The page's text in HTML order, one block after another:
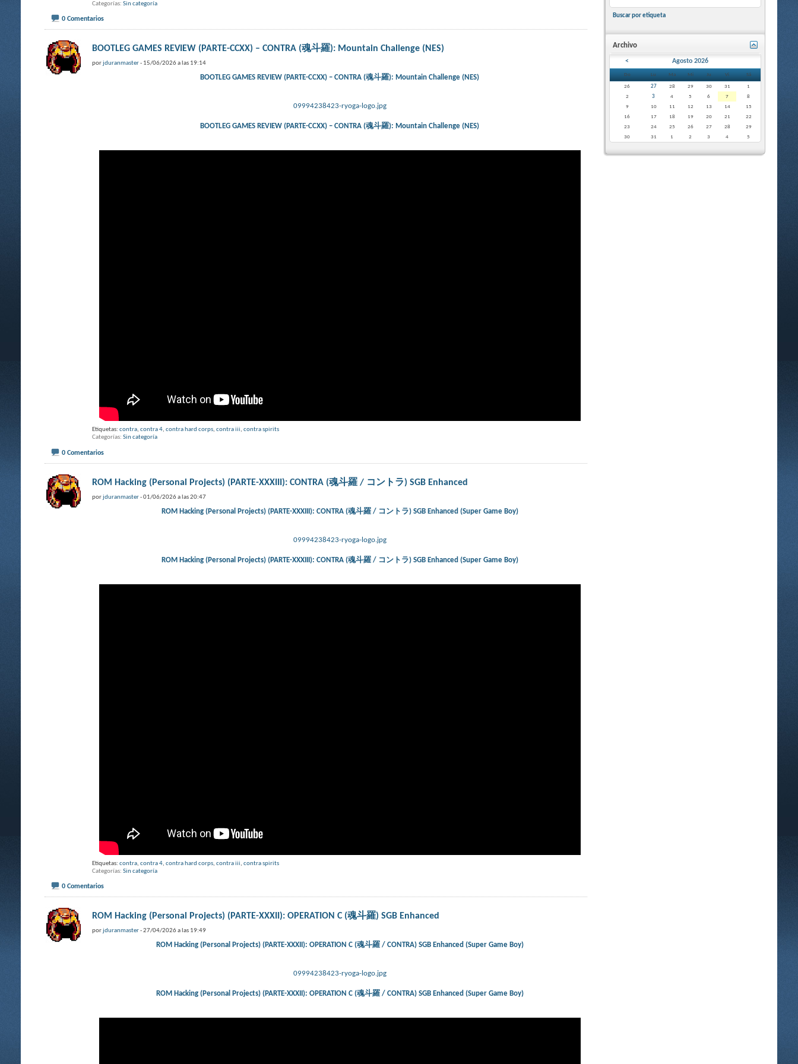
Categorías Sin categoría
0 Comentarios
BOOTLEG GAMES REVIEW (PARTE-CCXX) – CONTRA (魂斗羅): Mountain Challenge (NES)
porjduranmaster- 15/06/2026 a las 19:14
BOOTLEG GAMES REVIEW (PARTE-CCXX) – CONTRA (魂斗羅): Mountain Challenge (NES)
09994238423-ryoga-logo.jpg
BOOTLEG GAMES REVIEW (PARTE-CCXX) – CONTRA (魂斗羅): Mountain Challenge (NES)
Etiquetas: contra, contra 4, contra hard corps, contra iii, contra spirits
Categorías Sin categoría
0 Comentarios
ROM Hacking (Personal Projects) (PARTE-XXXIII): CONTRA (魂斗羅 / コントラ) SGB Enhanced
porjduranmaster- 01/06/2026 a las 20:47
ROM Hacking (Personal Projects) (PARTE-XXXIII): CONTRA (魂斗羅 / コントラ) SGB Enhanced (Super Game Boy)
09994238423-ryoga-logo.jpg
ROM Hacking (Personal Projects) (PARTE-XXXIII): CONTRA (魂斗羅 / コントラ) SGB Enhanced (Super Game Boy)
Etiquetas: contra, contra 4, contra hard corps, contra iii, contra spirits
Categorías Sin categoría
0 Comentarios
ROM Hacking (Personal Projects) (PARTE-XXXII): OPERATION C (魂斗羅) SGB Enhanced
porjduranmaster- 27/04/2026 a las 19:49
ROM Hacking (Personal Projects) (PARTE-XXXII): OPERATION C (魂斗羅 / CONTRA) SGB Enhanced (Super Game Boy)
09994238423-ryoga-logo.jpg
ROM Hacking (Personal Projects) (PARTE-XXXII): OPERATION C (魂斗羅 / CONTRA) SGB Enhanced (Super Game Boy)
Buscar por etiqueta
Archivo
< Agosto 2026
Do Lu Ma Mi Ju Vi Sá
26 27 28 29 30 31
1
2
3 4 5 6 7
8
9
10 11 12 13 14
15
16
17 18 19 20 21
22
23
24 25 26 27 28
29
30
31 1 2 3 4 5